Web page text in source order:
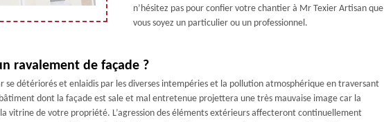
n’hésitez pas pour confier votre chantier à Mr Texier Artisan que
vous soyez un particulier ou un professionnel.
ravalement de façade ?
se détériorés et enlaidis par les diverses intempéries et la pollution atmosphérique en traversant
dont la façade est sale et mal entretenue projettera une très mauvaise image car la
vitrine de votre propriété. L’agression des éléments extérieurs affecteront continuellement